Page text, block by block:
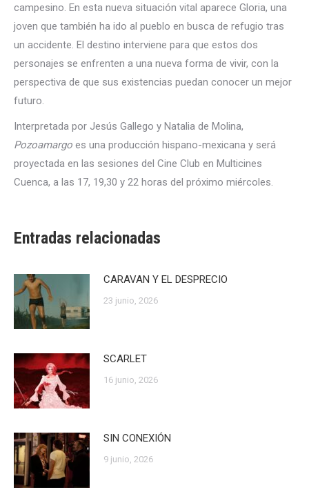
campesino. En esta nueva situación vital aparece Gloria, una
joven que también ha ido al pueblo en busca de refugio tras
un accidente. El destino interviene para que estos dos
personajes se enfrenten a una nueva forma de vivir, con la
perspectiva de que sus existencias puedan conocer un mejor
futuro.
Interpretada por Jesús Gallego y Natalia de Molina,
Pozoamargo es una producción hispano-mexicana y será
proyectada en las sesiones del Cine Club en Multicines
Cuenca, a las 17, 19,30 y 22 horas del próximo miércoles.
Entradas relacionadas
CARAVAN Y EL DESPRECIO
23 junio, 2026
SCARLET
16 junio, 2026
SIN CONEXIÓN
9 junio, 2026